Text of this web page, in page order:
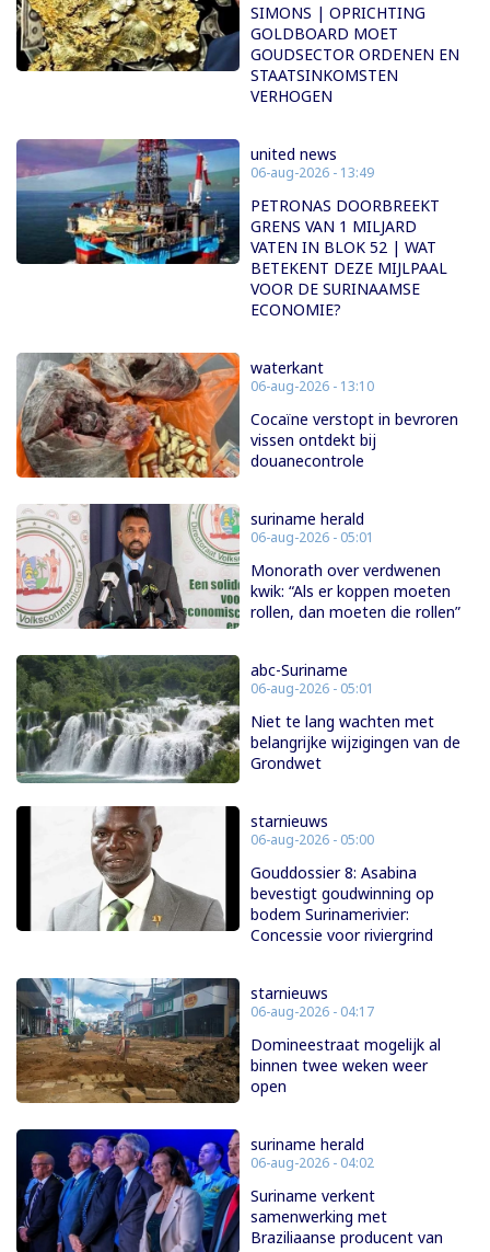
SIMONS | OPRICHTING
GOLDBOARD MOET
GOUDSECTOR ORDENEN EN
STAATSINKOMSTEN
VERHOGEN
united news
06-aug-2026 - 13:49
PETRONAS DOORBREEKT
GRENS VAN 1 MILJARD
VATEN IN BLOK 52 | WAT
BETEKENT DEZE MIJLPAAL
VOOR DE SURINAAMSE
ECONOMIE?
waterkant
06-aug-2026 - 13:10
Cocaïne verstopt in bevroren
vissen ontdekt bij
douanecontrole
suriname herald
06-aug-2026 - 05:01
Monorath over verdwenen
kwik: “Als er koppen moeten
rollen, dan moeten die rollen”
abc-Suriname
06-aug-2026 - 05:01
Niet te lang wachten met
belangrijke wijzigingen van de
Grondwet
starnieuws
06-aug-2026 - 05:00
Gouddossier 8: Asabina
bevestigt goudwinning op
bodem Surinamerivier:
Concessie voor riviergrind
starnieuws
06-aug-2026 - 04:17
Domineestraat mogelijk al
binnen twee weken weer
open
suriname herald
06-aug-2026 - 04:02
Suriname verkent
samenwerking met
Braziliaanse producent van